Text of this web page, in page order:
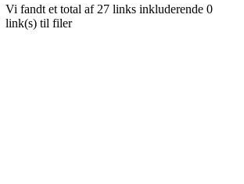
Vi fandt et total af 27 links inkluderende 0
link(s) til filer